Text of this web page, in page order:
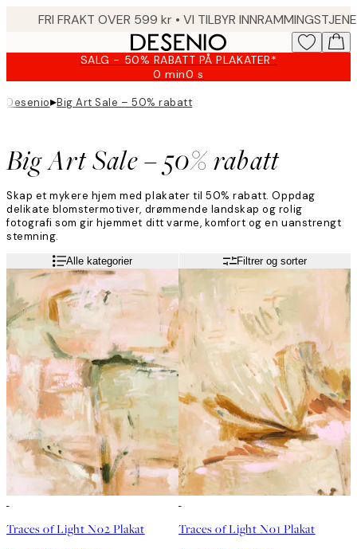
SALG - 50% RABATT PÅ PLAKATER*
0 min0 s
Gyldig
og
08-
09
Desenio▸Big Art Sale – 50% rabatt
Big Art Sale – 50% rabatt
Skap et mykere hjem med plakater til 50% rabatt. Oppdag
delikate blomstermotiver, drømmende landskap og rolig
fotografi som gir hjemmet ditt varme, komfort og en uanstrengt
stemning.
Alle kategorier Filtrer og sorter
Traces of Light No2 Plakat Traces of Light No1 Plakat